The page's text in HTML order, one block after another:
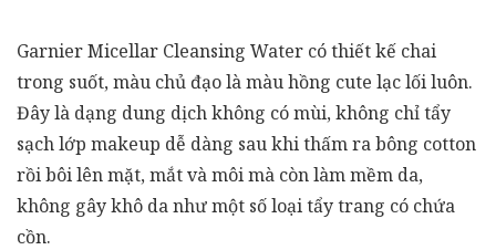
Garnier Micellar Cleansing Water có thiết kế chai
trong suốt, màu chủ đạo là màu hồng cute lạc lối luôn.
Đây là dạng dung dịch không có mùi, không chỉ tẩy
sạch lớp makeup dễ dàng sau khi thấm ra bông cotton
rồi bôi lên mặt, mắt và môi mà còn làm mềm da,
không gây khô da như một số loại tẩy trang có chứa
cồn.